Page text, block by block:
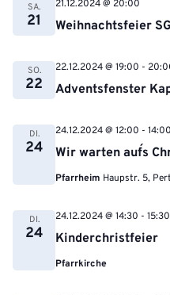
SA.
21 Weihnachtsfeier
21.12.2024 @ 20:00
SO.
22 Adventsfenster
22.12.2024 @ 19:00 -
DI.
24 Wir warten auf´s
24.12.2024 @ 12:00 - 14:00
Pfarrheim Haupstr. 5,
DI.
24 Kinderchristfeier
24.12.2024 @ 14:30 - 15:30
Pfarrkirche